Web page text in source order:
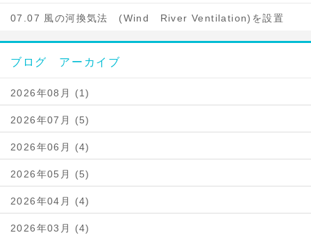
07.07 風の河換気法 (Wind River Ventilation)を設置
ブログ アーカイブ
2026年08月 (1)
2026年07月 (5)
2026年06月 (4)
2026年05月 (5)
2026年04月 (4)
2026年03月 (4)